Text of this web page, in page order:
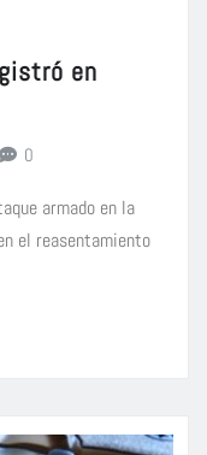
en
0
armado en la
el reasentamiento